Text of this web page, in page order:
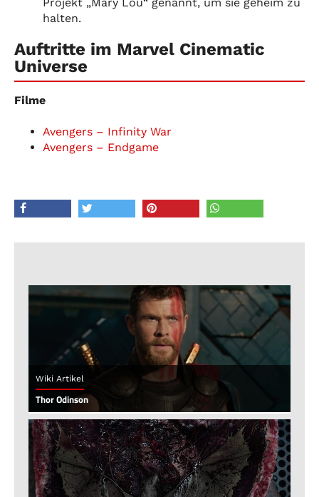
halten.
Auftritte im Marvel Cinematic
Universe
Filme
Avengers – Infinity War
Avengers – Endgame
Wiki Artikel
Thor Odinson